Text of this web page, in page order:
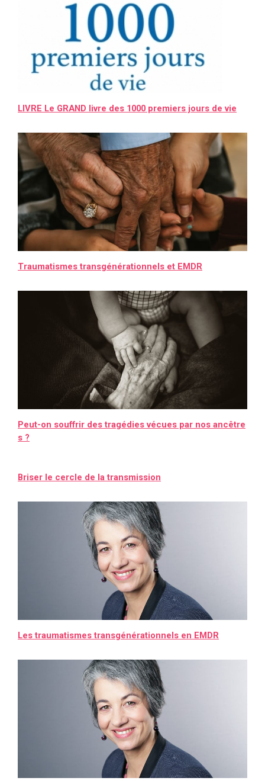
LIVRE Le GRAND livre des 1000 premiers jours de vie
Traumatismes transgénérationnels et EMDR
Peut-on souffrir des tragédies vécues par nos ancêtre
s ?
Briser le cercle de la transmission
Les traumatismes transgénérationnels en EMDR